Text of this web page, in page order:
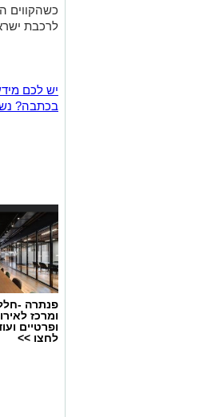
כשהקווים
לרכבת
יש לכם
בכתבה?
פנתרה -
ומרכז
ופרטיים
לחצו >>